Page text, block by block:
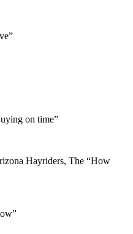
on time”
Hayriders, The “How